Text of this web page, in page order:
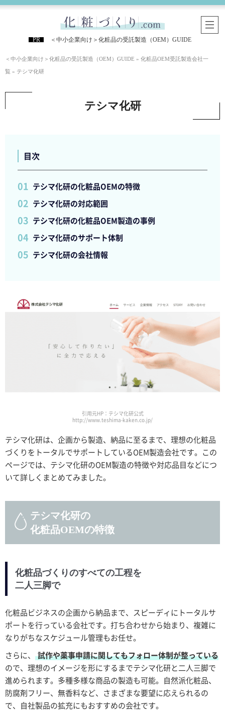
＜中小企業向け＞化粧品の受託製造（OEM）GUIDE
＜中小企業向け＞化粧品の受託製造（OEM）GUIDE » 化粧品OEM受託製造会社一
覧 » テシマ化研
テシマ化研
目次
テシマ化研の化粧品OEMの特徴
テシマ化研の対応範囲
テシマ化研の化粧品OEM製造の事例
テシマ化研のサポート体制
テシマ化研の会社情報
引用元HP：テシマ化研公式
http://www.teshima-kaken.co.jp/
テシマ化研は、企画から製造、納品に至るまで、理想の化粧品
づくりをトータルでサポートしているOEM製造会社です。この
ページでは、テシマ化研のOEM製造の特徴や対応品目などにつ
いて詳しくまとめてみました。
テシマ化研の
化粧品OEMの特徴
化粧品づくりのすべての工程を
二人三脚で
化粧品ビジネスの企画から納品まで、スピーディにトータルサ
ポートを行っている会社です。打ち合わせから始まり、複雑に
なりがちなスケジュール管理もお任せ。
さらに、
試作や薬事申請に関してもフォロー体制が整っている
ので、理想のイメージを形にするまでテシマ化研と二人三脚で
進められます。多種多様な商品の製造も可能。自然派化粧品、
防腐剤フリー、無香料など、さまざまな要望に応えられるの
で、自社製品の拡充にもおすすめの会社です。